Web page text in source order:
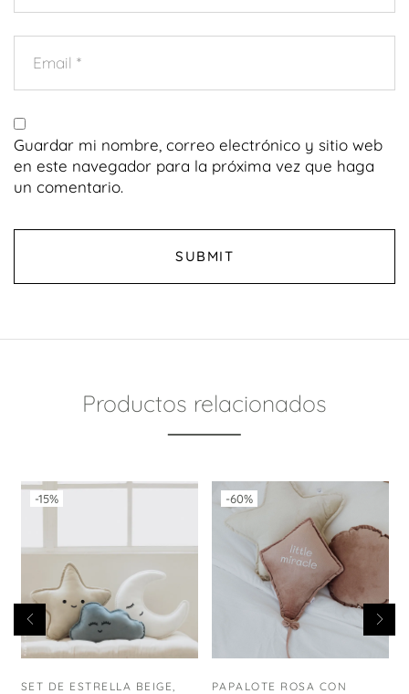
Guardar mi nombre, correo electrónico y sitio web
en este navegador para la próxima vez que haga
un comentario.
Productos relacionados
-15%
SET DE ESTRELLA BEIGE,
-60%
PAPALOTE ROSA CON